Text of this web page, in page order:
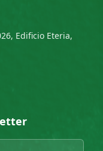
Edificio Eteria,